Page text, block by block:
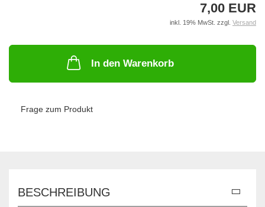
7,00 EUR
inkl. 19% MwSt. zzgl. Versand
In den Warenkorb
Frage zum Produkt
BESCHREIBUNG